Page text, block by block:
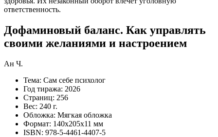
Дофаминовый баланс. Как управлять
своими желаниями и настроением
Ан Ч.
Тема: Сам себе психолог
Год тиража: 2026
Страниц: 256
Вес: 240 г.
Обложка: Мягкая обложка
Формат: 140х205х11 мм
ISBN: 978-5-4461-4407-5